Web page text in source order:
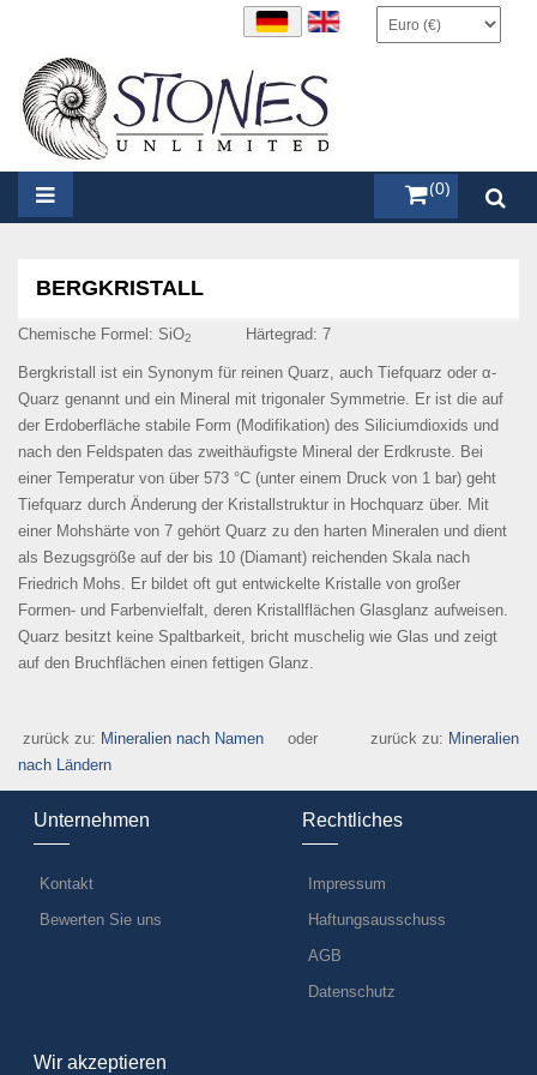
items (0)
BERGKRISTALL
Chemische Formel: SiO2 Härtegrad: 7
Bergkristall ist ein Synonym für reinen Quarz, auch Tiefquarz oder α-
Quarz genannt und ein Mineral mit trigonaler Symmetrie. Er ist die auf
der Erdoberfläche stabile Form (Modifikation) des Siliciumdioxids und
nach den Feldspaten das zweithäufigste Mineral der Erdkruste. Bei
einer Temperatur von über 573 °C (unter einem Druck von 1 bar) geht
Tiefquarz durch Änderung der Kristallstruktur in Hochquarz über. Mit
einer Mohshärte von 7 gehört Quarz zu den harten Mineralen und dient
als Bezugsgröße auf der bis 10 (Diamant) reichenden Skala nach
Friedrich Mohs. Er bildet oft gut entwickelte Kristalle von großer
Formen- und Farbenvielfalt, deren Kristallflächen Glasglanz aufweisen.
Quarz besitzt keine Spaltbarkeit, bricht muschelig wie Glas und zeigt
auf den Bruchflächen einen fettigen Glanz.
zurück zu: Mineralien nach Namen oder zurück zu: Mineralien
nach Ländern
Unternehmen
Kontakt
Bewerten Sie uns
Rechtliches
Impressum
Haftungsausschuss
AGB
Datenschutz
Wir akzeptieren